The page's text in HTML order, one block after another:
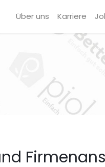
Über uns Karriere